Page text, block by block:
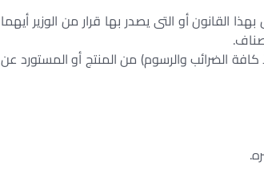
القانون أو التى يصدر بها قرار من الوزير أيهما
الضرائب والرسوم) من المنتج أو المستورد عن